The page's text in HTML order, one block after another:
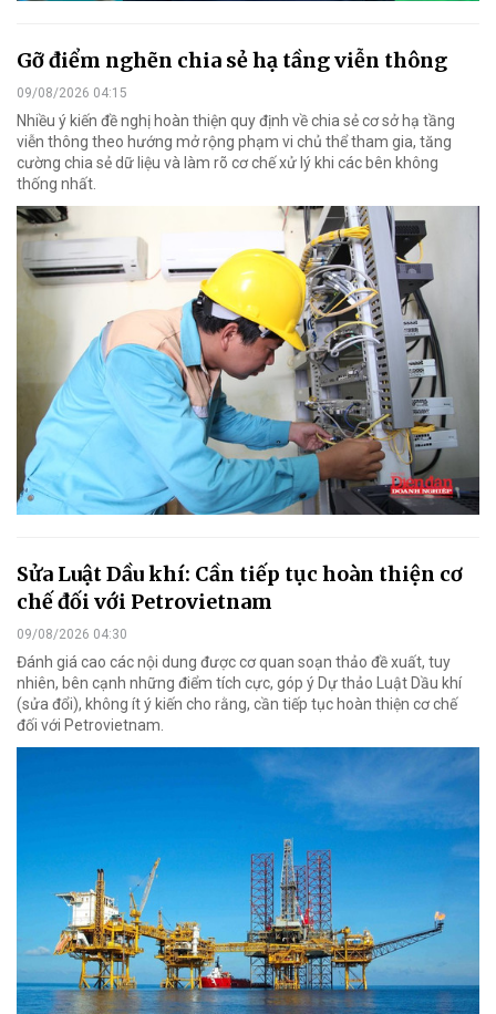
Gỡ điểm nghẽn chia sẻ hạ tầng viễn thông
09/08/2026 04:15
Nhiều ý kiến đề nghị hoàn thiện quy định về chia sẻ cơ sở hạ tầng
viễn thông theo hướng mở rộng phạm vi chủ thể tham gia, tăng
cường chia sẻ dữ liệu và làm rõ cơ chế xử lý khi các bên không
thống nhất.
Sửa Luật Dầu khí: Cần tiếp tục hoàn thiện cơ
chế đối với Petrovietnam
09/08/2026 04:30
Đánh giá cao các nội dung được cơ quan soạn thảo đề xuất, tuy
nhiên, bên cạnh những điểm tích cực, góp ý Dự thảo Luật Dầu khí
(sửa đổi), không ít ý kiến cho rằng, cần tiếp tục hoàn thiện cơ chế
đối với Petrovietnam.